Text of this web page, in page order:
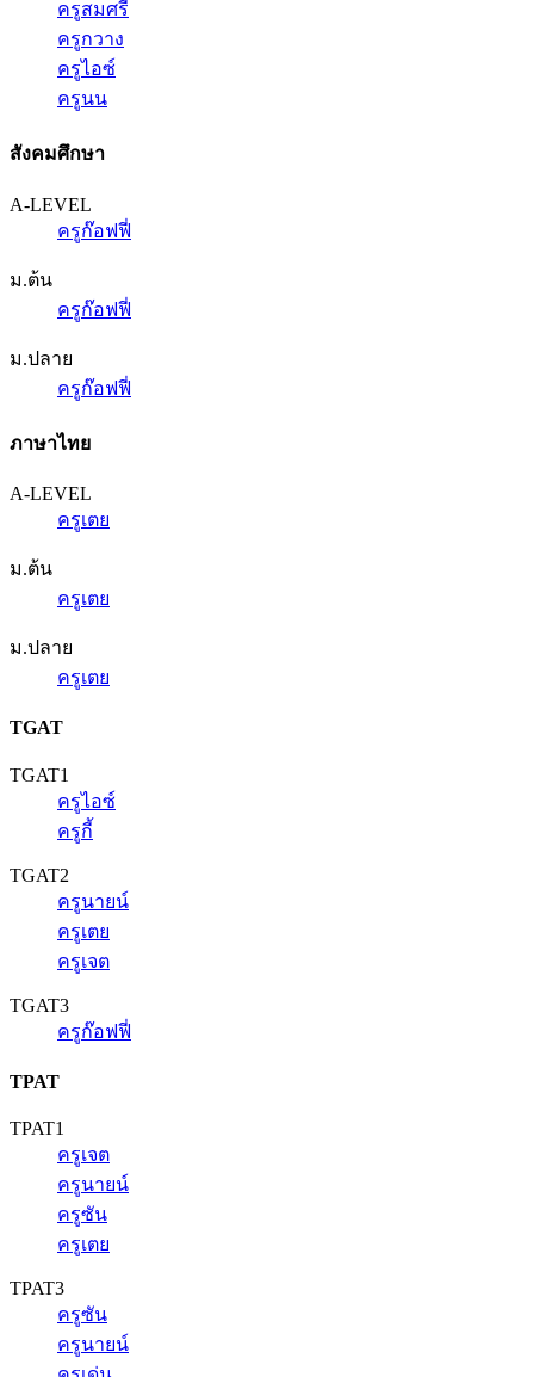
ครูสมศรี
ครูกวาง
ครูไอซ์
ครูนน
สังคมศึกษา
A-LEVEL
ครูก๊อฟฟี่
ม.ต้น
ครูก๊อฟฟี่
ม.ปลาย
ครูก๊อฟฟี่
ภาษาไทย
A-LEVEL
ครูเตย
ม.ต้น
ครูเตย
ม.ปลาย
ครูเตย
TGAT
TGAT1
ครูไอซ์
ครูกี้
TGAT2
ครูนายน์
ครูเตย
ครูเจต
TGAT3
ครูก๊อฟฟี่
TPAT
TPAT1
ครูเจต
ครูนายน์
ครูซัน
ครูเตย
TPAT3
ครูซัน
ครูนายน์